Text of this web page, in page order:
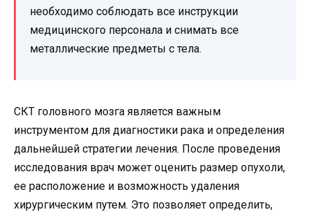
необходимо соблюдать все инструкции
медицинского персонала и снимать все
металлические предметы с тела.
СКТ головного мозга является важным
инструментом для диагностики рака и определения
дальнейшей стратегии лечения. После проведения
исследования врач может оценить размер опухоли,
ее расположение и возможность удаления
хирургическим путем. Это позволяет определить,